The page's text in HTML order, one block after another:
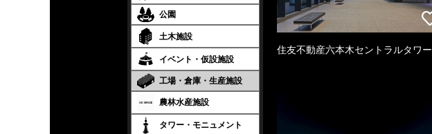
公園
土木施設
イベント・仮設施設
工場・倉庫・生産施設
農林水産施設
タワー・モニュメント
住友不動産六本木セントラルタワー